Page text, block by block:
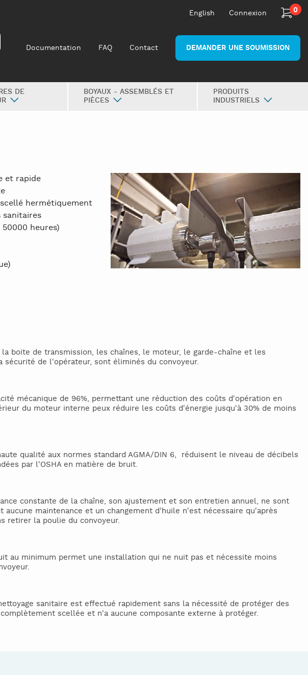
English Connexion 0
Documentation FAQ Contact DEMANDER UNE SOUMISSION
DE
BOYAUX - ASSEMBLÉS ET
PIÈCES
PRODUITS
INDUSTRIELS
et rapide
hermétiquement
sanitaires
heures)
boite de transmission, les chaînes, le moteur, le garde-chaîne et les
de l'opérateur, sont éliminés du convoyeur.
mécanique de 96%, permettant une réduction des coûts d'opération en
du moteur interne peux réduire les coûts d'énergie jusqu'à 30% de moins
qualité aux normes standard AGMA/DIN 6, réduisent le niveau de décibels
par l'OSHA en matière de bruit.
constante de la chaîne, son ajustement et son entretien annuel, ne sont
maintenance et un changement d'huile n'est nécessaire qu'après
retirer la poulie du convoyeur.
au minimum permet une installation qui ne nuit pas et nécessite moins
sanitaire est effectué rapidement sans la nécessité de protéger des
scellée et n'a aucune composante externe à protéger.